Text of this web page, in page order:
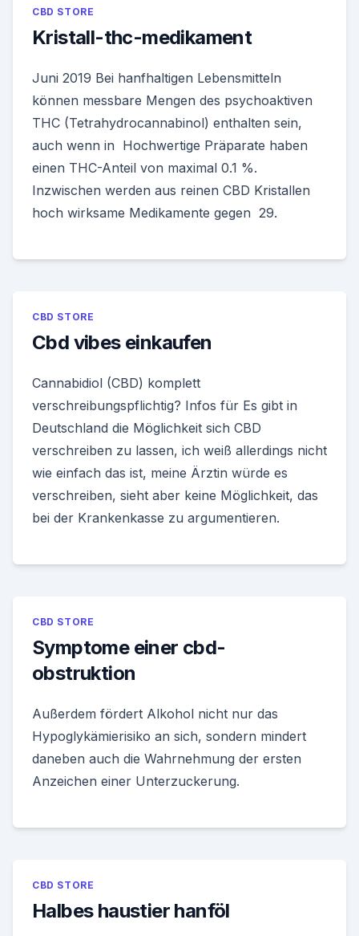
CBD STORE
Kristall-thc-medikament
Juni 2019 Bei hanfhaltigen Lebensmitteln
können messbare Mengen des psychoaktiven
THC (Tetrahydrocannabinol) enthalten sein,
auch wenn in Hochwertige Präparate haben
einen THC-Anteil von maximal 0.1 %.
Inzwischen werden aus reinen CBD Kristallen
hoch wirksame Medikamente gegen 29.
CBD STORE
Cbd vibes einkaufen
Cannabidiol (CBD) komplett
verschreibungspflichtig? Infos für Es gibt in
Deutschland die Möglichkeit sich CBD
verschreiben zu lassen, ich weiß allerdings nicht
wie einfach das ist, meine Ärztin würde es
verschreiben, sieht aber keine Möglichkeit, das
bei der Krankenkasse zu argumentieren.
CBD STORE
Symptome einer cbd-
obstruktion
Außerdem fördert Alkohol nicht nur das
Hypoglykämierisiko an sich, sondern mindert
daneben auch die Wahrnehmung der ersten
Anzeichen einer Unterzuckerung.
CBD STORE
Halbes haustier hanföl